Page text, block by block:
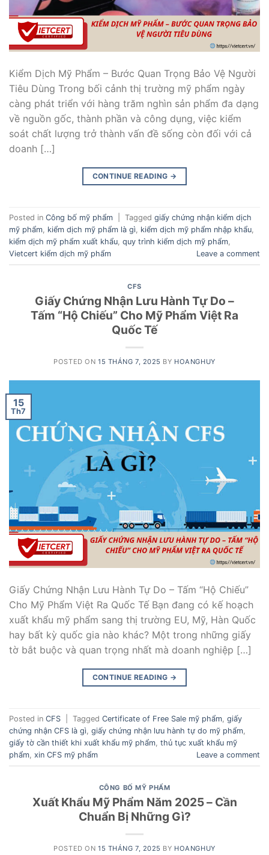
Kiểm Dịch Mỹ Phẩm – Bước Quan Trọng Bảo Vệ Người
Tiêu Dùng Trong bối cảnh thị trường mỹ phẩm ngày
càng phát triển với hàng trăm nghìn sản phẩm đa dạng
về nguồn gốc, thành phần và công dụng, việc kiểm
soát chất lượng trở thành vấn đề sống còn đối với cả
doanh […]
CONTINUE READING →
Posted in Công bố mỹ phẩm Tagged giấy chứng nhận kiểm dịch
mỹ phẩm kiểm dịch mỹ phẩm là gì kiểm dịch mỹ phẩm nhập khẩu
kiểm dịch mỹ phẩm xuất khẩu quy trình kiểm dịch mỹ phẩm
Vietcert kiểm dịch mỹ phẩm
Leave a comment
CFS
Giấy Chứng Nhận Lưu Hành Tự Do –
Tấm “Hộ Chiếu” Cho Mỹ Phẩm Việt Ra
Quốc Tế
POSTED ON 15 THÁNG 7, 2025 BY HOANGHUY
15
Th7
Giấy Chứng Nhận Lưu Hành Tự Do – Tấm “Hộ Chiếu”
Cho Mỹ Phẩm Việt Ra Quốc Tế Bạn đang có kế hoạch
xuất khẩu mỹ phẩm sang thị trường EU, Mỹ, Hàn Quốc
hay bất kỳ quốc gia nào khác? Một trong những giấy
tờ bắt buộc và quan trọng nhất mà doanh nghiệp […]
CONTINUE READING →
Posted in CFS Tagged Certificate of Free Sale mỹ phẩm giấy
chứng nhận CFS là gì giấy chứng nhận lưu hành tự do mỹ phẩm
giấy tờ cần thiết khi xuất khẩu mỹ phẩm thủ tục xuất khẩu mỹ
phẩm xin CFS mỹ phẩm Leave a comment
CÔNG BỐ MỸ PHẨM
Xuất Khẩu Mỹ Phẩm Năm 2025 – Cần
Chuẩn Bị Những Gì?
POSTED ON 15 THÁNG 7, 2025 BY HOANGHUY